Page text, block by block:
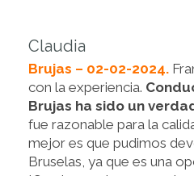
Claudia
Brujas – 02-02-2024.
con la experiencia.
Brujas ha sido un
fue razonable para la
mejor es que pudimos
Bruselas, ya que es una